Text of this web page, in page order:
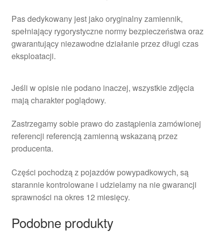
Pas dedykowany jest jako oryginalny zamiennik,
spełniający rygorystyczne normy bezpieczeństwa oraz
gwarantujący niezawodne działanie przez długi czas
eksploatacji.
Jeśli w opisie nie podano inaczej, wszystkie zdjęcia
mają charakter poglądowy.
Zastrzegamy sobie prawo do zastąpienia zamówionej
referencji referencją zamienną wskazaną przez
producenta.
Części pochodzą z pojazdów powypadkowych, są
starannie kontrolowane i udzielamy na nie gwarancji
sprawności na okres 12 miesięcy.
Podobne produkty